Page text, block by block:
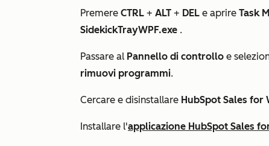
Premere CTRL + ALT + DEL e aprire Task
SidekickTrayWPF.exe .
Passare al Pannello di controllo e
rimuovi programmi.
Cercare e disinstallare HubSpot Sales for
Installare l'applicazione HubSpot Sales